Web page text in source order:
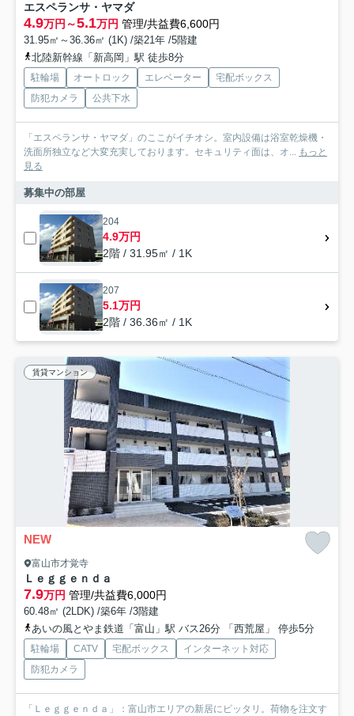
エスペランサ・ヤマダ
4.9万円～5.1万円 管理/共益費6,600円
31.95㎡～36.36㎡ (1K) /築21年 /5階建
北陸新幹線「新高岡」駅 徒歩8分
駐輪場 オートロック エレベーター
宅配ボックス
防犯カメラ
公共下水
「エスペランサ・ヤマダ」のここがイチオシ。室内設備は浴室乾燥機・
洗面所独立など大変充実しております。セキュリティ面は、オ... もっと
見る
募集中の部屋
204
4.9万円
2階 / 31.95㎡ / 1K
207
5.1万円
2階 / 36.36㎡ / 1K
賃貸マンション
NEW
富山市才覚寺
Ｌｅｇｇｅｎｄａ
7.9万円 管理/共益費6,000円
60.48㎡ (2LDK) /築6年 /3階建
あいの風とやま鉄道「富山」駅 バス26分 「西荒屋」 停歩5分
駐輪場 CATV 宅配ボックス
インターネット対応
防犯カメラ
「Ｌｅｇｇｅｎｄａ」：富山市エリアの新居にピッタリ。荷物を注文す